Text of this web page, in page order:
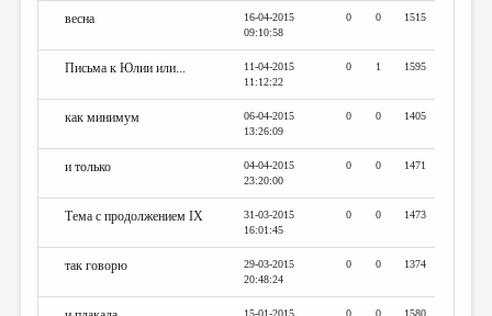
весна
16-04-2015
09:10:58
0 0 1515
Письма к Юлии или...
11-04-2015
11:12:22
0 1 1595
как минимум
06-04-2015
13:26:09
0 0 1405
и только
04-04-2015
23:20:00
0 0 1471
Тема с продoлжением IX
31-03-2015
16:01:45
0 0 1473
так говорю
29-03-2015
20:48:24
0 0 1374
15-01-2015
0 0 1580